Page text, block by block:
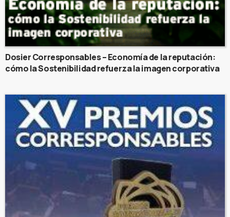
Dosier Corresponsables – Economía de la reputación:
cómo la Sostenibilidad refuerza la imagen corporativa